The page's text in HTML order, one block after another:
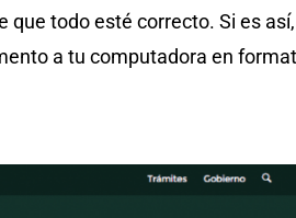
todo esté correcto. Si es
a tu computadora en